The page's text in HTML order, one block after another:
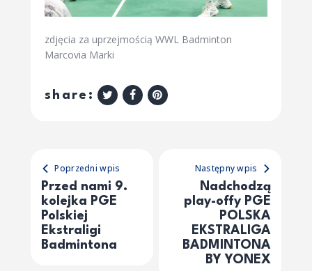
zdjęcia za uprzejmością WWL Badminton
Marcovia Marki
share:
Poprzedni wpis
Przed nami 9.
kolejka PGE
Polskiej
Ekstraligi
Badmintona
Następny wpis
Nadchodzą
play-offy PGE
POLSKA
EKSTRALIGA
BADMINTONA
BY YONEX